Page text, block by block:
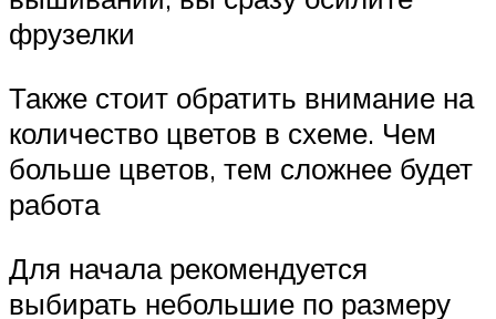
фрузелки
Также стоит обратить внимание на
количество цветов в схеме. Чем
больше цветов, тем сложнее будет
работа
Для начала рекомендуется
выбирать небольшие по размеру